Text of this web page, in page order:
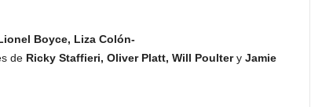
Boyce, Liza Colón-
de Ricky Staffieri, Oliver Platt, Will Poultery Jamie